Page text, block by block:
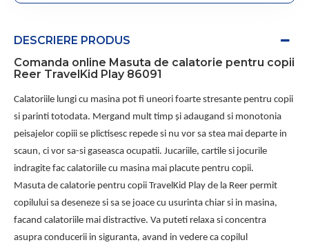
DESCRIERE PRODUS
Comanda online Masuta de calatorie pentru copii
Reer TravelKid Play 86091
Calatoriile lungi cu masina pot fi uneori foarte stresante pentru copii
si parinti totodata. Mergand mult timp și adaugand si monotonia
peisajelor copiii se plictisesc repede si nu vor sa stea mai departe in
scaun, ci vor sa-si gaseasca ocupatii. Jucariile, cartile si jocurile
indragite fac calatoriile cu masina mai placute pentru copii.
Masuta de calatorie pentru copii TravelKid Play de la Reer permit
copilului sa deseneze si sa se joace cu usurinta chiar si in masina,
facand calatoriile mai distractive. Va puteti relaxa si concentra
asupra conducerii in siguranta, avand in vedere ca copilul